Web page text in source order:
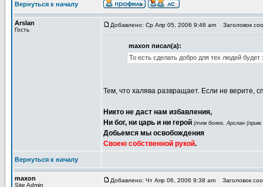
Вернуться к началу
Arslan
Гость
Добавлено: Ср Апр 05, 2006 9:46 am Заголовок
maxon писал(а):
То есть сделать добро для тех людей
Тем, что халява развращает. Если не верите,
Никто не даст нам избавления,
Ни бог, ни царь и ни герой (тем более, Арслан
Добьемся мы освобождения
Своею собственной рукой.
Вернуться к началу
maxon
Site Admin
Добавлено: Чт Апр 06, 2006 9:38 am Заголовок